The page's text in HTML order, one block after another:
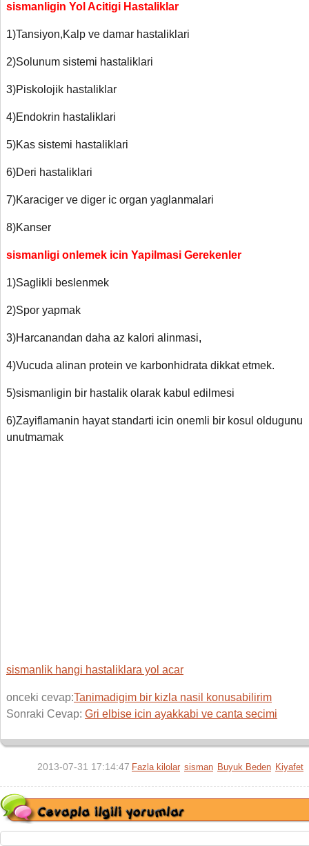
sismanligin Yol Acitigi Hastaliklar
1)Tansiyon,Kalp ve damar hastaliklari
2)Solunum sistemi hastaliklari
3)Piskolojik hastaliklar
4)Endokrin hastaliklari
5)Kas sistemi hastaliklari
6)Deri hastaliklari
7)Karaciger ve diger ic organ yaglanmalari
8)Kanser
sismanligi onlemek icin Yapilmasi Gerekenler
1)Saglikli beslenmek
2)Spor yapmak
3)Harcanandan daha az kalori alinmasi,
4)Vucuda alinan protein ve karbonhidrata dikkat etmek.
5)sismanligin bir hastalik olarak kabul edilmesi
6)Zayiflamanin hayat standarti icin onemli bir kosul oldugunu
unutmamak
sismanlik hangi hastaliklara yol acar
onceki cevap:Tanimadigim bir kizla nasil konusabilirim
Sonraki Cevap: Gri elbise icin ayakkabi ve canta secimi
2013-07-31 17:14:47 Fazla kilolar sisman Buyuk Beden Kiyafet